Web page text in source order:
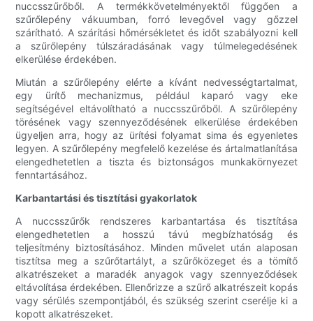
nuccsszűrőből. A termékkövetelményektől függően a
szűrőlepény vákuumban, forró levegővel vagy gőzzel
szárítható. A szárítási hőmérsékletet és időt szabályozni kell
a szűrőlepény túlszáradásának vagy túlmelegedésének
elkerülése érdekében.
Miután a szűrőlepény elérte a kívánt nedvességtartalmat,
egy ürítő mechanizmus, például kaparó vagy eke
segítségével eltávolítható a nuccsszűrőből. A szűrőlepény
törésének vagy szennyeződésének elkerülése érdekében
ügyeljen arra, hogy az ürítési folyamat sima és egyenletes
legyen. A szűrőlepény megfelelő kezelése és ártalmatlanítása
elengedhetetlen a tiszta és biztonságos munkakörnyezet
fenntartásához.
Karbantartási és tisztítási gyakorlatok
A nuccsszűrők rendszeres karbantartása és tisztítása
elengedhetetlen a hosszú távú megbízhatóság és
teljesítmény biztosításához. Minden művelet után alaposan
tisztítsa meg a szűrőtartályt, a szűrőközeget és a tömítő
alkatrészeket a maradék anyagok vagy szennyeződések
eltávolítása érdekében. Ellenőrizze a szűrő alkatrészeit kopás
vagy sérülés szempontjából, és szükség szerint cserélje ki a
kopott alkatrészeket.